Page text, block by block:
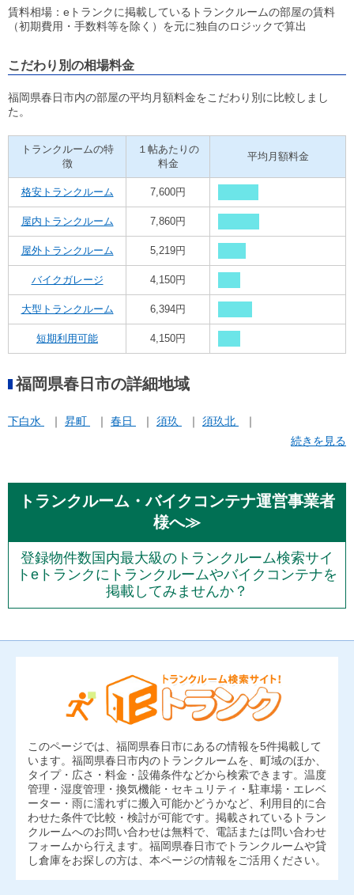
賃料相場：eトランクに掲載しているトランクルームの部屋の賃料
（初期費用・手数料等を除く）を元に独自のロジックで算出
こだわり別の相場料金
福岡県春日市内の部屋の平均月額料金をこだわり別に比較しまし
た。
トランクルームの特
徴
１帖あたりの
料金
平均月額料金
格安トランクルーム 7,600円
屋内トランクルーム 7,860円
屋外トランクルーム 5,219円
バイクガレージ 4,150円
大型トランクルーム 6,394円
短期利用可能 4,150円
福岡県春日市の詳細地域
下白水 昇町 春日 須玖
須玖北
続きを見る
トランクルーム・バイクコンテナ運営事業者
様へ≫
登録物件数国内最大級のトランクルーム検索サイ
トeトランクにトランクルームやバイクコンテナを
掲載してみませんか？
このページでは、福岡県春日市にあるの情報を5件掲載して
います。福岡県春日市内のトランクルームを、町域のほか、
タイプ・広さ・料金・設備条件などから検索できます。温度
管理・湿度管理・換気機能・セキュリティ・駐車場・エレベ
ーター・雨に濡れずに搬入可能かどうかなど、利用目的に合
わせた条件で比較・検討が可能です。掲載されているトラン
クルームへのお問い合わせは無料で、電話または問い合わせ
フォームから行えます。福岡県春日市でトランクルームや貸
し倉庫をお探しの方は、本ページの情報をご活用ください。